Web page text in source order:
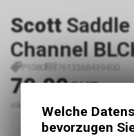
Scott
Channel
P1080 7613368439400
70.00CHF
inkl. MwSt., zzgl. Versandkosten
Welche
bevorzugen